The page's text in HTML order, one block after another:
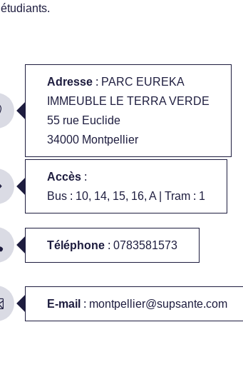
étudiants.
Adresse : PARC EUREKA
IMMEUBLE LE TERRA VERDE
55 rue Euclide
34000 Montpellier
Accès :
Bus : 10, 14, 15, 16, A | Tram : 1
Téléphone :0783581573
E-mail : montpellier@supsante.com